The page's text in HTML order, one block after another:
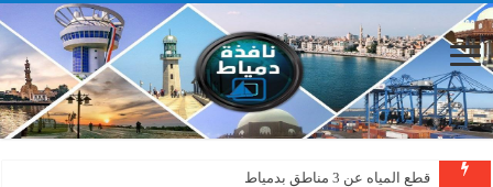
قطع المياه عن 3 مناطق بدمياط